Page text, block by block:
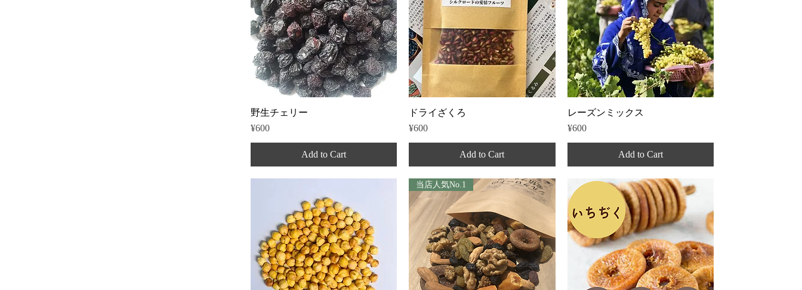
Quick View
野生チェリー
Price
¥600
Add to Cart
Quick View
ドライざくろ
Price
¥600
Add to Cart
Quick View
レーズンミックス
Price
¥600
Add to Cart
当店人気No.1